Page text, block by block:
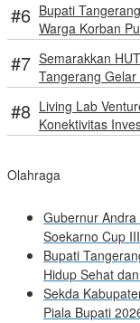
Bupati
Warga Korban
Semarakkan
Tangerang
Living Lab
Konektivitas
Olahraga
Gubernur
Soekarno Cup
Bupati
Hidup Sehat
Sekda
Piala Bupati